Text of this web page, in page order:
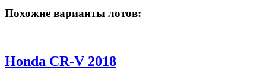
Похожие варианты лотов:
Honda CR-V 2018